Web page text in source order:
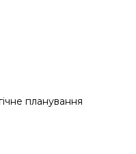
планування